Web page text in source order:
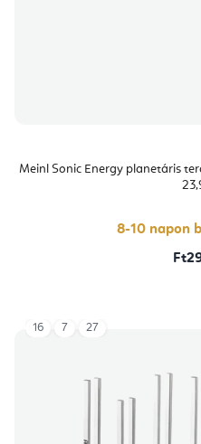
Meinl Sonic Energy planetáris
8-10 napon
16 7 27